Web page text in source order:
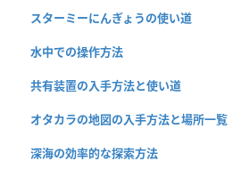
スターミーにんぎょうの使い道
水中での操作方法
共有装置の入手方法と使い道
オタカラの地図の入手方法と場所一覧
深海の効率的な探索方法